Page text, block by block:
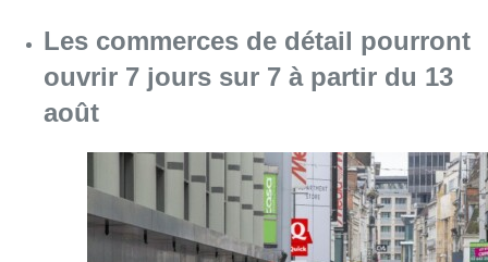
Les commerces de détail pourront
ouvrir 7 jours sur 7 à partir du 13
août